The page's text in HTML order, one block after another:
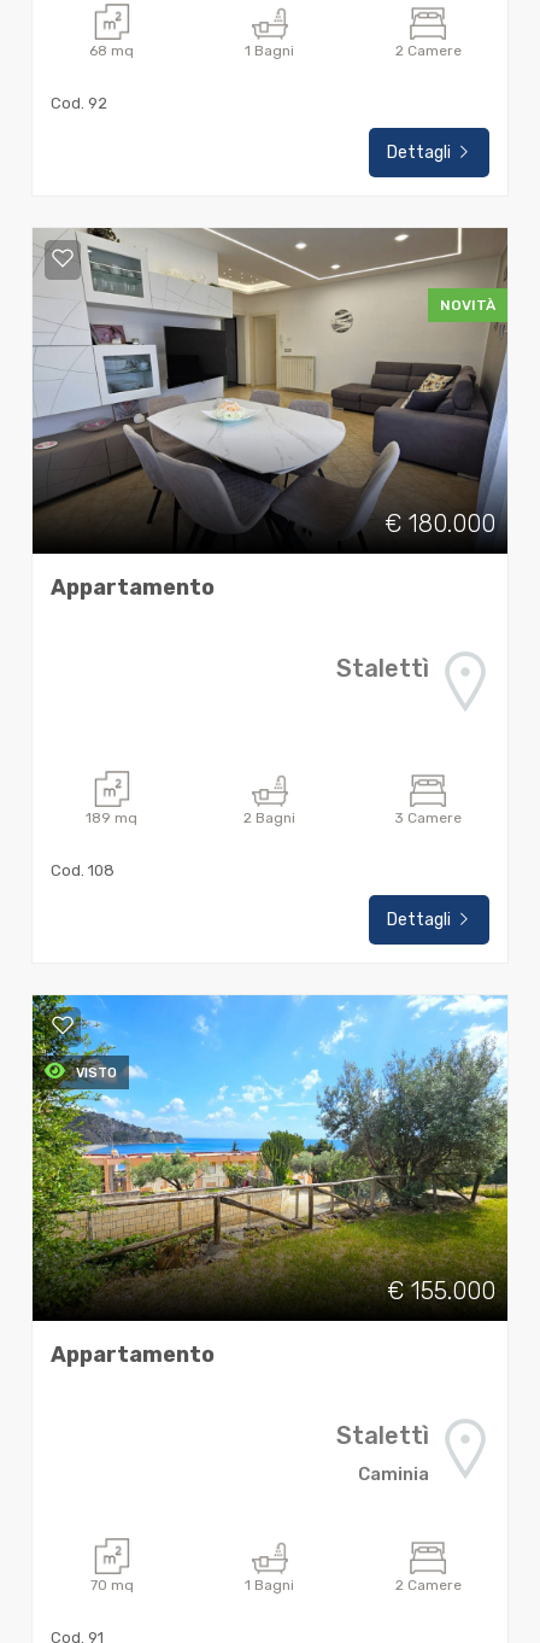
68 mq 1 Bagni 2 Camere
Cod. 92
Dettagli
NOVITÀ
€ 180.000
Appartamento
Stalettì
189 mq 2 Bagni 3 Camere
Cod. 108
Dettagli
VISTO
€ 155.000
Appartamento
Stalettì
Caminia
70 mq 1 Bagni 2 Camere
Cod. 91